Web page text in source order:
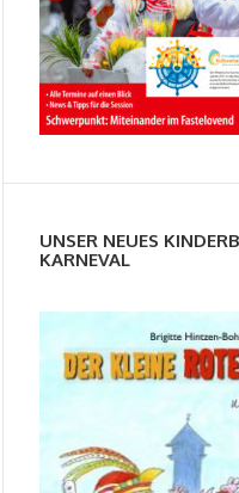
UNSER NEUES
KARNEVAL